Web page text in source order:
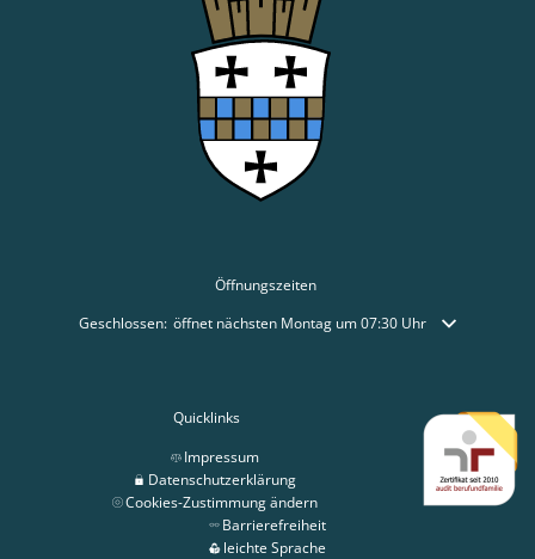
Öffnungszeiten
Klicken, um weitere Öffnungs- oder Schließzeiten auszublenden
Geschlossen: öffnet nächsten Montag um 07:30 Uhr
Quicklinks
Impressum
Datenschutzerklärung
Cookies-Zustimmung ändern
Barrierefreiheit
leichte Sprache